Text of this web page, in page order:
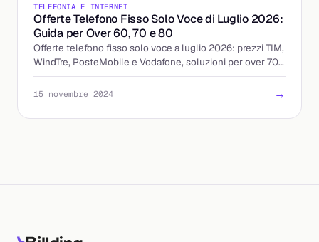
TELEFONIA E INTERNET
Offerte Telefono Fisso Solo Voce di Luglio 2026:
Guida per Over 60, 70 e 80
Offerte telefono fisso solo voce a luglio 2026: prezzi TIM,
WindTre, PosteMobile e Vodafone, soluzioni per over 70
e come scegliere quella giusta.
15 novembre 2024 →